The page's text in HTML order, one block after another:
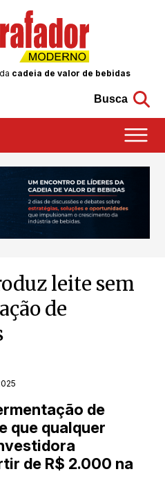
cadeia de valor de bebidas
Busca
leite sem
de
de
que qualquer
de R$ 2.000 na